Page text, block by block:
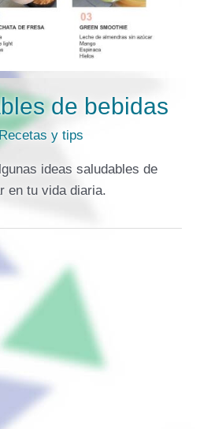
de bebidas
Recetas y tips
ideas saludables de
en tu vida diaria.